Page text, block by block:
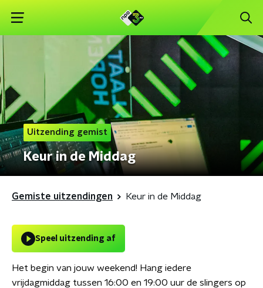
Uitzending gemist
Keur in de Middag
Gemiste uitzendingen Keur in de Middag
Speel uitzending af
Het begin van jouw weekend! Hang iedere
vrijdagmiddag tussen 16:00 en 19:00 uur de slingers op